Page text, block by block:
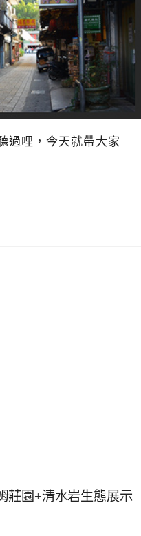
過哩，今天就帶大家
莊園+清水岩生態展示